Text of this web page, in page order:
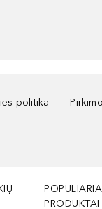
politika
PRODUKTAI